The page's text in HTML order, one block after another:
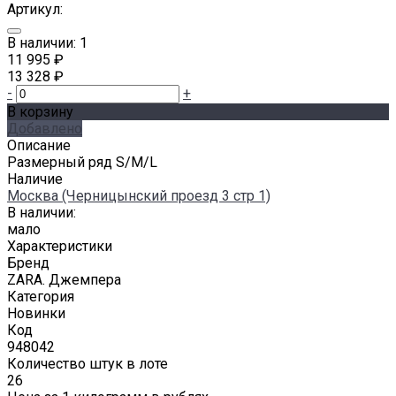
Артикул:
В наличии: 1
11 995 ₽
13 328 ₽
-
+
В корзину
Добавлено
Описание
Размерный ряд S/M/L
Наличие
Москва (Черницынский проезд 3 стр 1)
В наличии:
мало
Характеристики
Бренд
ZARA. Джемпера
Категория
Новинки
Код
948042
Количество штук в лоте
26